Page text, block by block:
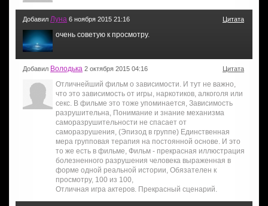
Добавил Луна 6 ноября 2015 21:16 Цитата
очень советую к просмотру.
Добавил Володька 2 октября 2015 04:16 Цитата
Отличнейший фильм о зависимости. И тут не важно,
что это зависимость от игры, наркотиков, алкоголя или
секс. В фильме это тоже упоминается, Зависимость
разрушительна, Понимание и знание механизма
саморазрушительности не спасает от
саморазрушения, (Эпизод в группе) Единственная
мера групповая терапия на постоянной основе. И это
то же есть в фильме, Фильм - прекрасная иллюстрация
болезненного разрушения человека выраженная в
форме одной реальной истории, Обязателен к
просмотру, 100 из 100,
Отличная игра актеров. Прекрасный сценарий.